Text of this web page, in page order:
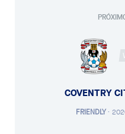
COVENTRY
FRIENDLY·